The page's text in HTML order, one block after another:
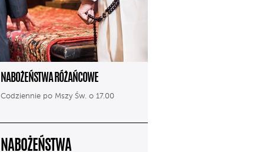
NABOŻEŃSTWA RÓŻAŃCOWE
Codziennie po Mszy Św. o 17.00
NABOŻEŃSTWA